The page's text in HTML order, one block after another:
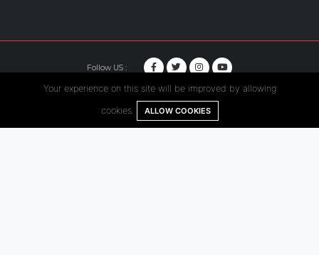
Follow US :
© Copyright 2020. Hutama Karya All Rights Reserved.
Your experience on this site will be improved by allowing
cookies. ALLOW COOKIES